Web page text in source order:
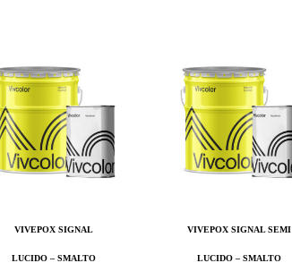
VIVEPOX SIGNAL
LUCIDO – SMALTO
VIVEPOX SIGNAL SEMI
LUCIDO – SMALTO